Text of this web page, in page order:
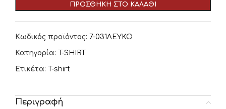
ΠΡΟΣΘΉΚΗ ΣΤΟ ΚΑΛΆΘΙ
Κωδικός προϊόντος: 7-031ΛΕΥΚΟ
Κατηγορία: T-SHIRT
Ετικέτα: T-shirt
Περιγραφή